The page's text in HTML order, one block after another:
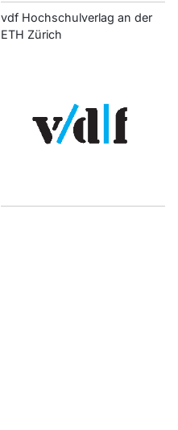
vdf Hochschulverlag an der
ETH Zürich